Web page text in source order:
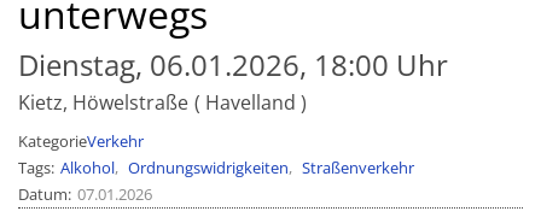
unterwegs
Dienstag, 06.01.2026, 18:00 Uhr
Kietz, Höwelstraße Havelland
KategorieVerkehr
Tags Alkohol Ordnungswidrigkeiten
Straßenverkehr
Datum 07.01.2026